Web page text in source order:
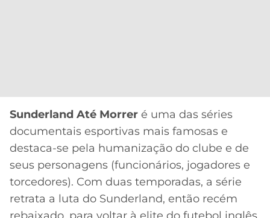
Sunderland Até Morrer é uma das séries
documentais esportivas mais famosas e
destaca-se pela humanização do clube e de
seus personagens (funcionários, jogadores e
torcedores). Com duas temporadas, a série
retrata a luta do Sunderland, então recém